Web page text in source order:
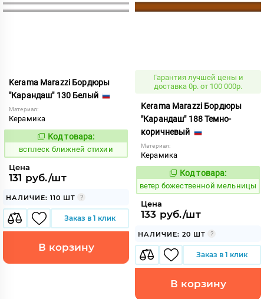
Kerama Marazzi Бордюры
"Карандаш" 130 Белый
Материал:
Керамика
235098
Код товара:
всплеск ближней стихии
Цена
131 руб./шт
НАЛИЧИЕ: 110 ШТ
Заказ в 1 клик
В корзину
Гарантия лучшей цены и
доставка 0р. от 100 000р.
Kerama Marazzi Бордюры
"Карандаш" 188 Темно-
коричневый
Материал:
Керамика
110174
Код товара:
ветер божественной мельницы
Цена
133 руб./шт
НАЛИЧИЕ: 20 ШТ
Заказ в 1 клик
В корзину